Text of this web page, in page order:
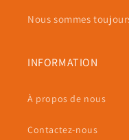
Nous sommes
INFORMATION
À propos de nous
Contactez-nous